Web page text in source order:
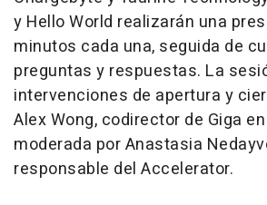
y Hello World realizarán una
minutos cada una, seguida de
preguntas y respuestas. La
intervenciones de apertura y
Alex Wong, codirector de Giga
moderada por Anastasia
responsable del Accelerator.